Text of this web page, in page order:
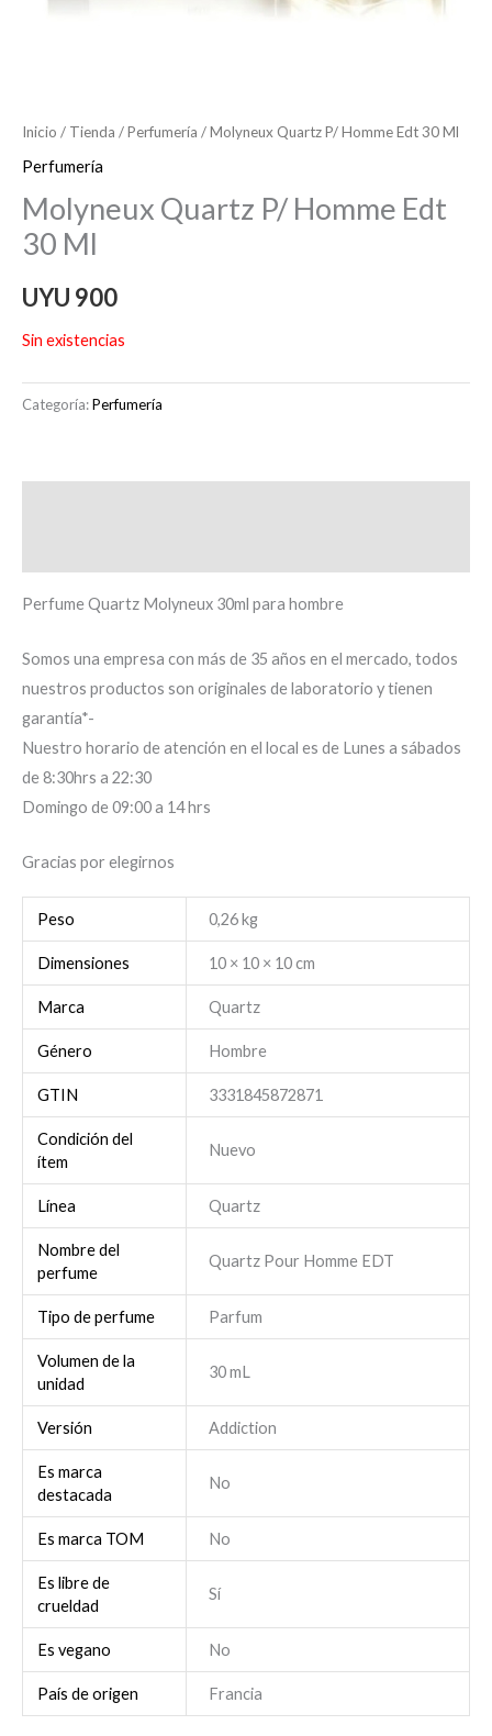
Inicio / Tienda /Perfumería / Molyneux Quartz P/ Homme Edt 30 Ml
Perfumería
Molyneux Quartz P/ Homme Edt
30 Ml
UYU 900
Sin existencias
Categoría:Perfumería
Perfume Quartz Molyneux 30ml para hombre
Somos una empresa con más de 35 años en el mercado, todos
nuestros productos son originales de laboratorio y tienen
garantía*-
Nuestro horario de atención en el local es de Lunes a sábados
de 8:30hrs a 22:30
Domingo de 09:00 a 14 hrs
Gracias por elegirnos
Peso 0,26 kg
Dimensiones 10 × 10 × 10 cm
Marca Quartz
Género Hombre
GTIN 3331845872871
Condición del
ítem
Nuevo
Línea Quartz
Nombre del
perfume
Quartz Pour Homme EDT
Tipo de perfume Parfum
Volumen de la
unidad
30 mL
Versión Addiction
Es marca
destacada
No
Es marca TOM No
Es libre de
crueldad
Sí
Es vegano No
País de origen Francia